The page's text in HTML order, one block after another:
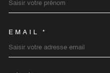
EMAIL *